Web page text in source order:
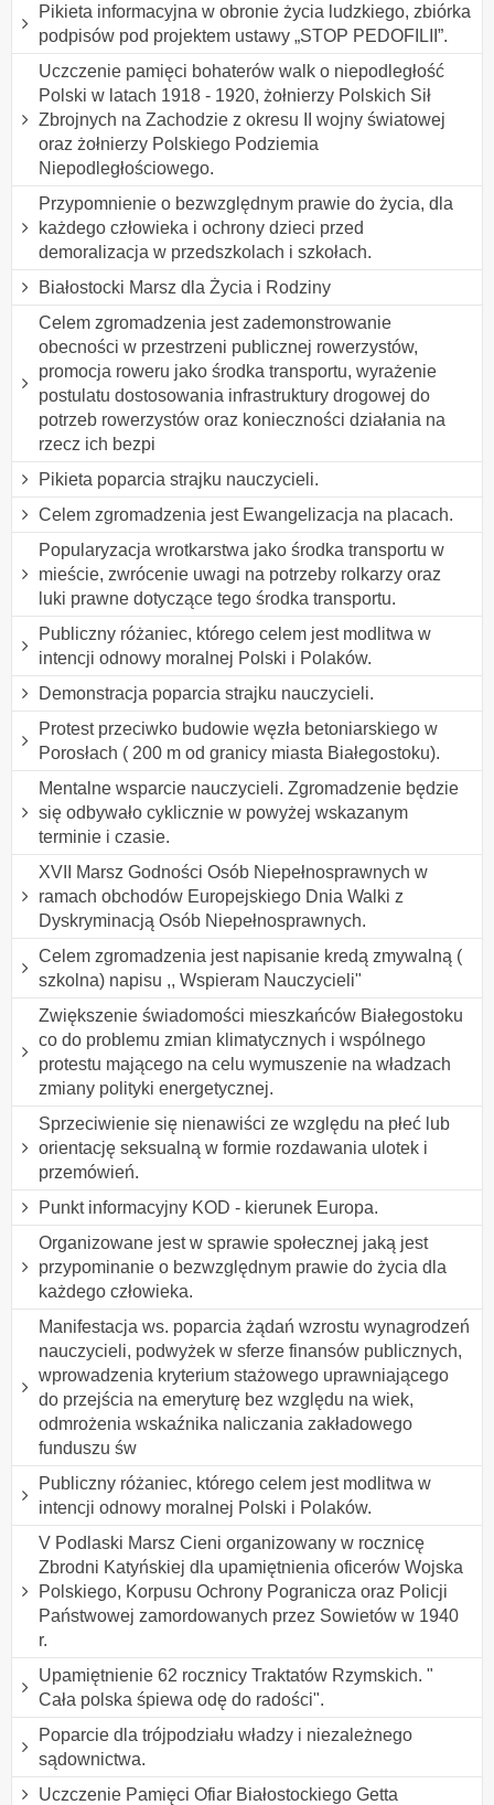
Pikieta informacyjna w obronie życia ludzkiego, zbiórka
podpisów pod projektem ustawy „STOP PEDOFILII”.
Uczczenie pamięci bohaterów walk o niepodległość
Polski w latach 1918 - 1920, żołnierzy Polskich Sił
Zbrojnych na Zachodzie z okresu II wojny światowej
oraz żołnierzy Polskiego Podziemia
Niepodległościowego.
Przypomnienie o bezwzględnym prawie do życia, dla
każdego człowieka i ochrony dzieci przed
demoralizacja w przedszkolach i szkołach.
Białostocki Marsz dla Życia i Rodziny
Celem zgromadzenia jest zademonstrowanie
obecności w przestrzeni publicznej rowerzystów,
promocja roweru jako środka transportu, wyrażenie
postulatu dostosowania infrastruktury drogowej do
potrzeb rowerzystów oraz konieczności działania na
rzecz ich bezpi
Pikieta poparcia strajku nauczycieli.
Celem zgromadzenia jest Ewangelizacja na placach.
Popularyzacja wrotkarstwa jako środka transportu w
mieście, zwrócenie uwagi na potrzeby rolkarzy oraz
luki prawne dotyczące tego środka transportu.
Publiczny różaniec, którego celem jest modlitwa w
intencji odnowy moralnej Polski i Polaków.
Demonstracja poparcia strajku nauczycieli.
Protest przeciwko budowie węzła betoniarskiego w
Porosłach ( 200 m od granicy miasta Białegostoku).
Mentalne wsparcie nauczycieli. Zgromadzenie będzie
się odbywało cyklicznie w powyżej wskazanym
terminie i czasie.
XVII Marsz Godności Osób Niepełnosprawnych w
ramach obchodów Europejskiego Dnia Walki z
Dyskryminacją Osób Niepełnosprawnych.
Celem zgromadzenia jest napisanie kredą zmywalną (
szkolna) napisu ,, Wspieram Nauczycieli"
Zwiększenie świadomości mieszkańców Białegostoku
co do problemu zmian klimatycznych i wspólnego
protestu mającego na celu wymuszenie na władzach
zmiany polityki energetycznej.
Sprzeciwienie się nienawiści ze względu na płeć lub
orientację seksualną w formie rozdawania ulotek i
przemówień.
Punkt informacyjny KOD - kierunek Europa.
Organizowane jest w sprawie społecznej jaką jest
przypominanie o bezwzględnym prawie do życia dla
każdego człowieka.
Manifestacja ws. poparcia żądań wzrostu wynagrodzeń
nauczycieli, podwyżek w sferze finansów publicznych,
wprowadzenia kryterium stażowego uprawniającego
do przejścia na emeryturę bez względu na wiek,
odmrożenia wskaźnika naliczania zakładowego
funduszu św
Publiczny różaniec, którego celem jest modlitwa w
intencji odnowy moralnej Polski i Polaków.
V Podlaski Marsz Cieni organizowany w rocznicę
Zbrodni Katyńskiej dla upamiętnienia oficerów Wojska
Polskiego, Korpusu Ochrony Pogranicza oraz Policji
Państwowej zamordowanych przez Sowietów w 1940
r.
Upamiętnienie 62 rocznicy Traktatów Rzymskich. "
Cała polska śpiewa odę do radości".
Poparcie dla trójpodziału władzy i niezależnego
sądownictwa.
Uczczenie Pamięci Ofiar Białostockiego Getta